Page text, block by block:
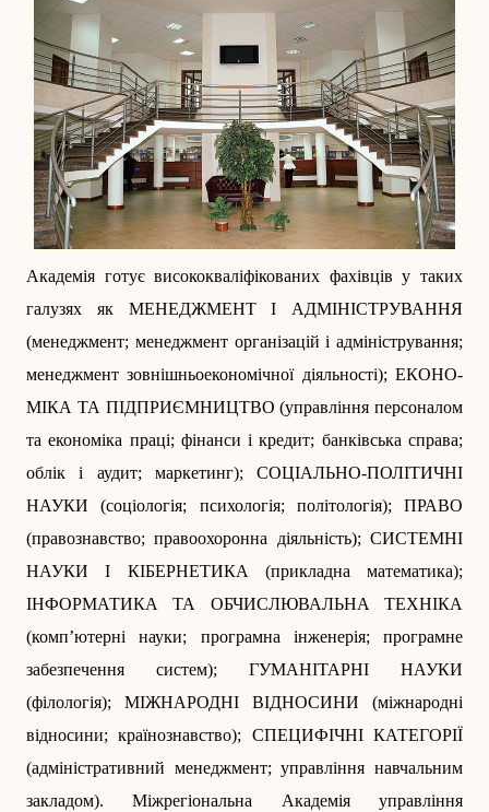
Академія готує висококваліфікованих фахівців у таких
галузях як МЕНЕДЖМЕНТ І АДМІ­НІСТРУВАННЯ
(менеджмент; менеджмент організацій і адміністрування;
менеджмент зовнішньоекономічної діяльності); ЕКО­НО­
МІКА ТА ПІДПРИЄМНИЦТВО (управління персоналом
та економіка праці; фінанси і кредит; банківська справа;
облік і аудит; маркетинг); СОЦІАЛЬНО-ПОЛІТИЧНІ
НАУКИ (соціоло­гія; психологія; політологія); ПРАВО
(правознавство; правоохоронна діяльність); СИСТЕМНІ
НАУКИ І КІБЕРНЕТИКА (прикладна математика);
ІНФОРМАТИКА ТА ОБЧИСЛЮВАЛЬНА ТЕХНІКА
(комп’ютерні науки; програмна інженерія; програмне
забезпечення систем); ГУМАНІТАРНІ НАУКИ
(філологія); МІЖНАРОДНІ ВІДНОСИНИ (міжнародні
відносини; країнознавство); СПЕЦИФІЧНІ КАТЕГОРІЇ
(адміністративний менеджмент; управління навчальним
закладом). Міжрегіональна Академія управління